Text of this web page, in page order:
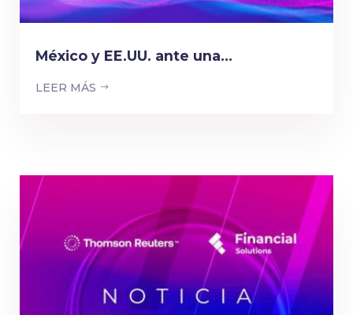
México y EE.UU. ante una...
LEER MÁS